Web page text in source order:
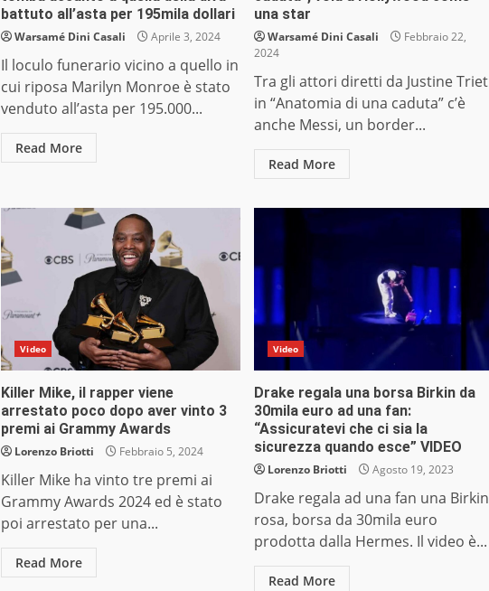
battuto all’asta per 195mila dollari
Warsamé Dini Casali Aprile 3, 2024
Il loculo funerario vicino a quello in
cui riposa Marilyn Monroe è stato
venduto all’asta per 195.000...
Read More
una star
Warsamé Dini Casali
Febbraio 22,
2024
Tra gli attori diretti da Justine Triet
in “Anatomia di una caduta” c’è
anche Messi, un border...
Read More
Video
Killer Mike, il rapper viene
arrestato poco dopo aver vinto 3
premi ai Grammy Awards
Lorenzo Briotti Febbraio 5, 2024
Killer Mike ha vinto tre premi ai
Grammy Awards 2024 ed è stato
poi arrestato per una...
Read More
Video
Drake regala una borsa Birkin da
30mila euro ad una fan:
“Assicuratevi che ci sia la
sicurezza quando esce” VIDEO
Lorenzo Briotti Agosto 19, 2023
Drake regala ad una fan una Birkin
rosa, borsa da 30mila euro
prodotta dalla Hermes. Il video è...
Read More